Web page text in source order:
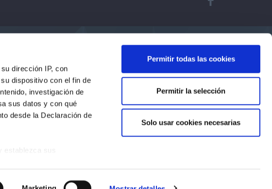
dirección IP, con
dispositivo con el fin de
investigación de
sus datos y con qué
desde la Declaración de
sus
Permitir todas las cookies
Permitir la selección
Solo usar cookies necesarias